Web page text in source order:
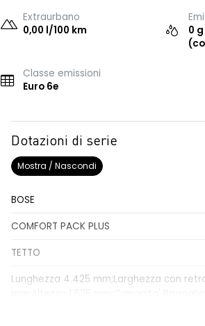
Extraurbano
0,00 l/100 km
0
Classe emissioni
Euro 6e
Dotazioni di serie
Mostra / Nascondi
BOSE
COMFORT PACK PLUS
TETTO
Lunghezza 4.425 mm;Larghezza con